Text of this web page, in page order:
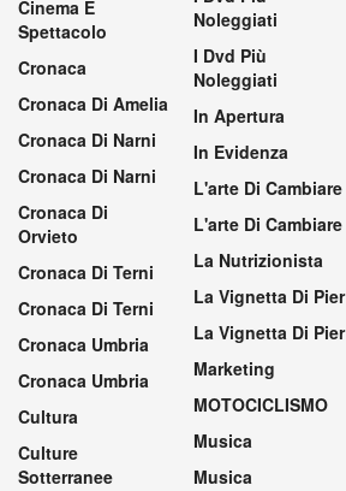
Cinema E
Spettacolo
Cronaca
Cronaca Di Amelia
Cronaca Di Narni
Cronaca Di Narni
Cronaca Di
Orvieto
Cronaca Di Terni
Cronaca Di Terni
Cronaca Umbria
Cronaca Umbria
Cultura
Culture
Sotterranee
Noleggiati
I Dvd Più
Noleggiati
In Apertura
In Evidenza
L'arte Di Cambiare
L'arte Di Cambiare
La Nutrizionista
La Vignetta Di Pier
La Vignetta Di Pier
Marketing
MOTOCICLISMO
Musica
Musica